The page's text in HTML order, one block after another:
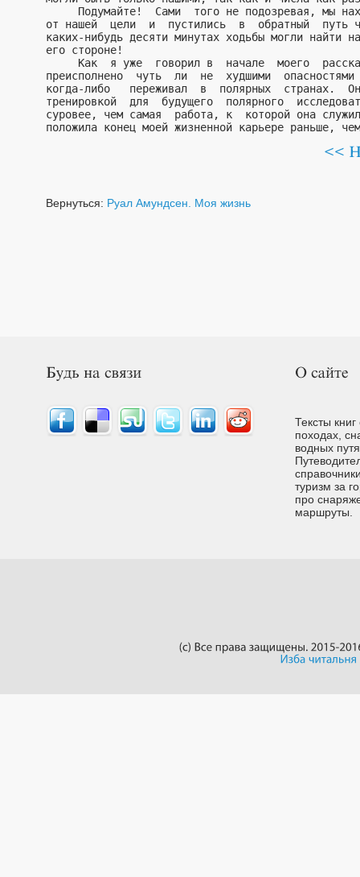
Вернуться: Руал Амундсен. Моя жизнь
Тексты
походах,
водных
туризм за
про
маршруты.